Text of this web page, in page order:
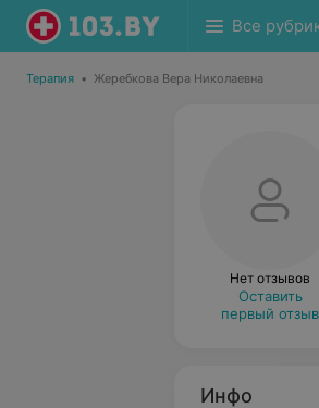
Все
Терапия • Жеребкова Вера Николаевна
Нет отзывов
Оставить
первый отзыв
Инфо